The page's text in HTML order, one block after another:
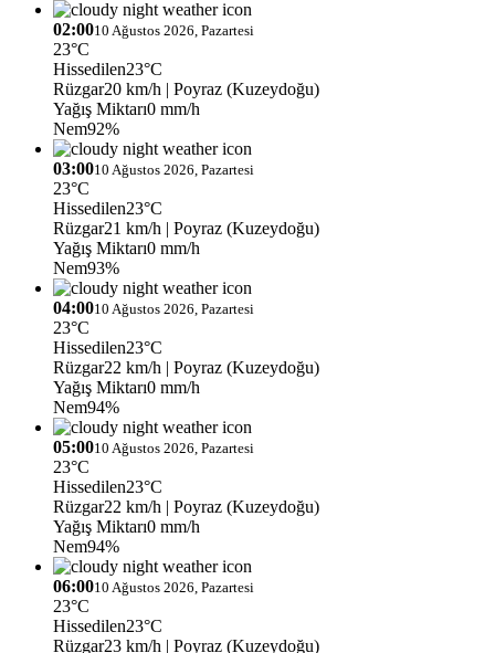
02:0010 Ağustos 2026, Pazartesi
23°C
Hissedilen23°C
Rüzgar20 km/h | Poyraz (Kuzeydoğu)
Yağış Miktarı0 mm/h
Nem92%
03:0010 Ağustos 2026, Pazartesi
23°C
Hissedilen23°C
Rüzgar21 km/h | Poyraz (Kuzeydoğu)
Yağış Miktarı0 mm/h
Nem93%
04:0010 Ağustos 2026, Pazartesi
23°C
Hissedilen23°C
Rüzgar22 km/h | Poyraz (Kuzeydoğu)
Yağış Miktarı0 mm/h
Nem94%
05:0010 Ağustos 2026, Pazartesi
23°C
Hissedilen23°C
Rüzgar22 km/h | Poyraz (Kuzeydoğu)
Yağış Miktarı0 mm/h
Nem94%
06:0010 Ağustos 2026, Pazartesi
23°C
Hissedilen23°C
Rüzgar23 km/h | Poyraz (Kuzeydoğu)